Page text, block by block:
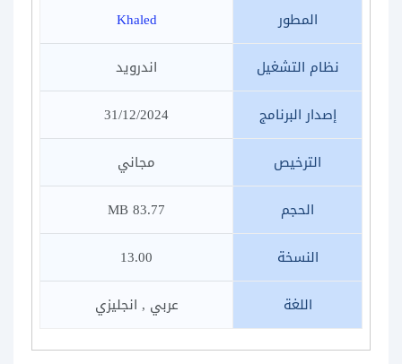
المطور
Khaled
نظام التشغيل
اندرويد
إصدار البرنامج
31/12/2024
الترخيص
مجاني
الحجم
83.77 MB
النسخة
13.00
اللغة
عربي , انجليزي